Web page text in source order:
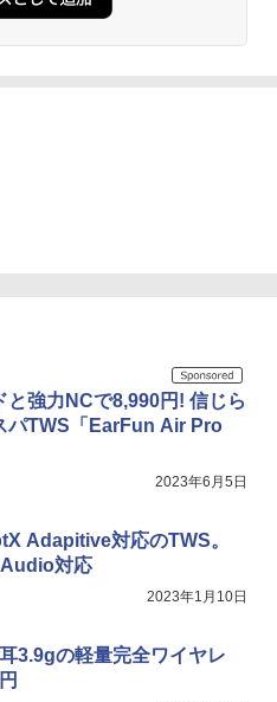
と強力NCで8,990円! 信じら
パTWS「EarFun Air Pro
2023年6月5日
Adapitive対応のTWS。
対応
2023年1月10日
3.9gの軽量完全ワイヤレ